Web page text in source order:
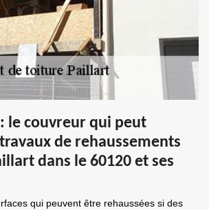
le couvreur qui peut
de rehaussements
dans le 60120 et ses
qui peuvent être rehaussées si des